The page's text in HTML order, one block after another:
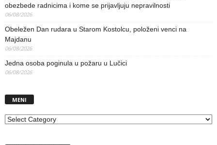
obezbede radnicima i kome se prijavljuju nepravilnosti
06/08/2026
Obeležen Dan rudara u Starom Kostolcu, položeni venci na
Majdanu
06/08/2026
Jedna osoba poginula u požaru u Lučici
06/08/2026
MENI
MENI